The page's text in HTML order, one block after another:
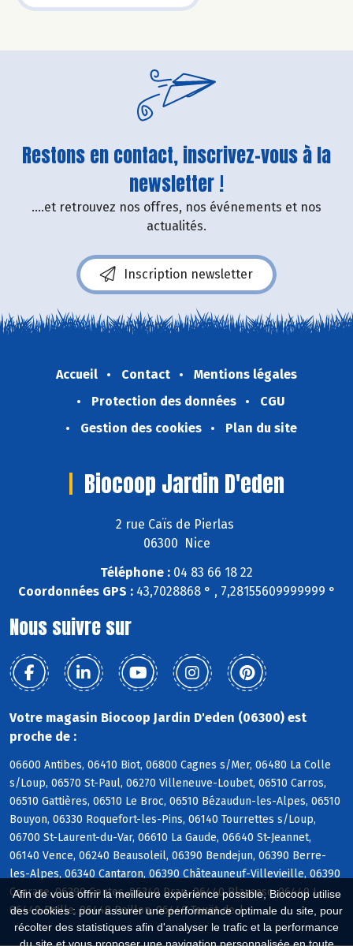
Afin de vous offrir la meilleure expérience possible, Biocoop utilise
des cookies : pour assurer une performance optimale du site, pour
récolter des statistiques afin d'analyser le trafic et la performance
Restons en contact, inscrivez-vous à la
newsletter !
....et retrouvez nos offres, nos événements et nos
actualités.
Inscription newsletter
Accueil Contact
Mentions légales
Protection des données
CGU
Gestion des cookies
Plan du site
Biocoop Jardin D'eden
2 rue Caïs de Pierlas
06300 Nice
Téléphone : 04 83 66 18 22
Coordonnées GPS :43,7028868 ° , 7,28155609999999 °
Nous suivre sur
Votre magasin Biocoop Jardin D'eden (06300) est
proche de :
06600 Antibes, 06410 Biot, 06800 Cagnes s/Mer, 06480 La Colle
s/Loup, 06570 St-Paul, 06270 Villeneuve-Loubet, 06510 Carros,
06510 Gattières, 06510 Le Broc, 06510 Bézaudun-les-Alpes, 06510
Bouyon, 06330 Roquefort-les-Pins, 06140 Tourrettes s/Loup,
06700 St-Laurent-du-Var, 06610 La Gaude, 06640 St-Jeannet,
06140 Vence, 06240 Beausoleil, 06390 Bendejun, 06390 Berre-
les-Alpes, 06340 Cantaron, 06390 Châteauneuf-Villevieille, 06390
Coaraze, 06390 Contes, 06340 Drap, 06440 Blausasc, 06440 L,
06440 Peille, 06440 Peillon, 06440 Touët-de-l